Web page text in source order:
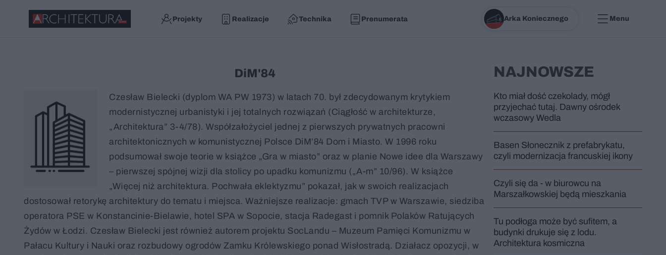
Projekty Realizacje Technika Prenumerata Arka Koniecznego Menu
DiM'84
Czesław Bielecki (dyplom WA PW 1973) w latach 70. był zdecydowanym krytykiem
modernistycznej urbanistyki i jej totalnych rozwiązań (Ciągłość w architekturze,
„Architektura” 3-4/78). Współzałożyciel jednej z pierwszych prywatnych pracowni
architektonicznych w komunistycznej Polsce DiM’84 Dom i Miasto. W 1996 roku
podsumował swoje teorie w książce „Gra w miasto” oraz w planie Nowe idee dla Warszawy
– pierwszej spójnej wizji dla stolicy po upadku komunizmu („A-m” 10/96). W książce
„Więcej niż architektura. Pochwała eklektyzmu” pokazał, jak w swoich realizacjach
dostosował retorykę architektury do tematu i miejsca. Ważniejsze realizacje: gmach TVP w Warszawie, siedziba
operatora PSE w Konstancinie-Bielawie, hotel SPA w Sopocie, stacja Radegast i pomnik Polaków Ratujących
Żydów w Łodzi. Czesław Bielecki jest również autorem projektu SocLandu – Muzeum Pamięci Komunizmu w
Pałacu Kultury i Nauki oraz rozbudowy ogrodów Zamku Królewskiego ponad Wisłostradą. Działacz opozycji, w
NAJNOWSZE
Kto miał dość czekolady, mógł
przyjechać tutaj. Dawny ośrodek
wczasowy Wedla
Basen Słonecznik z prefabrykatu,
czyli modernizacja francuskiej ikony
Czyli się da - w biurowcu na
Marszałkowskiej będą mieszkania
Tu podłoga może być sufitem, a
budynki drukuje się z lodu.
Architektura kosmiczna